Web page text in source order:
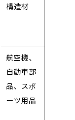
構造材
航空機、
自動車部
品、スポ
ーツ用品